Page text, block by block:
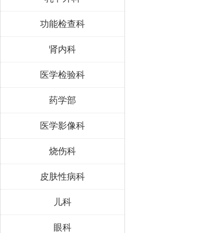
功能检查科
肾内科
医学检验科
药学部
医学影像科
烧伤科
皮肤性病科
儿科
眼科